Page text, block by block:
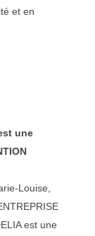
et en
une
Louise,
est une